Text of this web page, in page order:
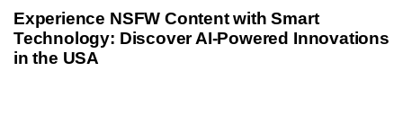
l
e
Experience NSFW Content with Smart
Technology: Discover AI-Powered Innovations
in the USA